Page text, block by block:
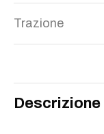
Trazione
Descrizione